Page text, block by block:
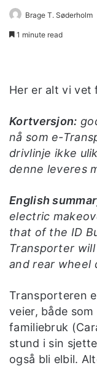
Brage T. Søderholm
1 minute read
Her er alt vi vet
Kortversjon:
nå som e-
drivlinje ikke
denne leveres
English
electric
that of the ID
Transporter
and rear wheel
Transporteren
veier, både
familiebruk
stund i sin
også bli elbil.